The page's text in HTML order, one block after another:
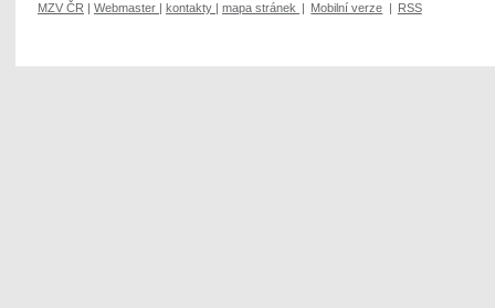
MZV ČR Webmaster kontakty mapa stránek Mobilní verze RSS